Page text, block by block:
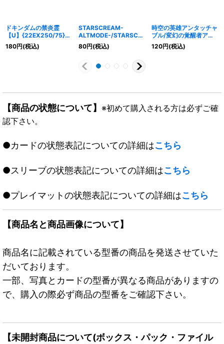
ドキンダムの禁炎霊
【U】{22EX250/75}
《多》
180円(税込)
STARSCREAM-
ALTMODE-/STARSCRE
AM-BOTMODE-【-】
{BD218b/27/8a/27}
80円(税込)
時空の英雄アンタッチャ
ブル/変幻の覚醒者アン
タッチャブル・パワード
【U】
120円(税込)
【商品の状態について】 ※初めて購入される方は必ずご確
認下さい。
●カードの状態表記についての詳細はこちら
●スリーブの状態表記についての詳細はこちら
●プレイマットの状態表記についての詳細はこちら
【商品名と商品画像について】
商品名に記載されている型番の商品を発送させていた
だいております。
一部、写真とカードの型番が異なる商品がありますの
で、購入の際必ず商品の型番をご確認下さい。
【未開封商品について(ボックス・パック・ファイル